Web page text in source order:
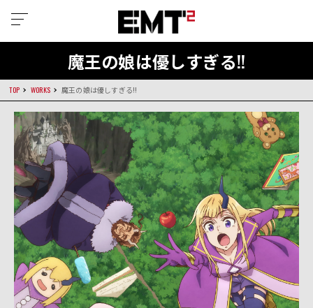
魔王の娘は優しすぎる!!
TOP WORKS 魔王の娘は優しすぎる!!